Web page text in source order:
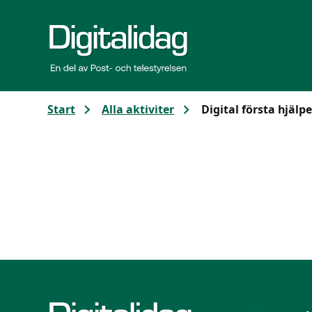
Start Alla aktiviter Digital första